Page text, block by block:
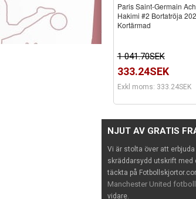
Paris Saint-Germain
Hakimi #2 Bortatröja
Kortärmad
1 041.70SEK
333.24SEK
Exkl moms: 333.24SEK
NJUT AV GRATIS
Vi är stolta över att
skräddarsydd utskrift med
täckta på
Manchester United
vidare.